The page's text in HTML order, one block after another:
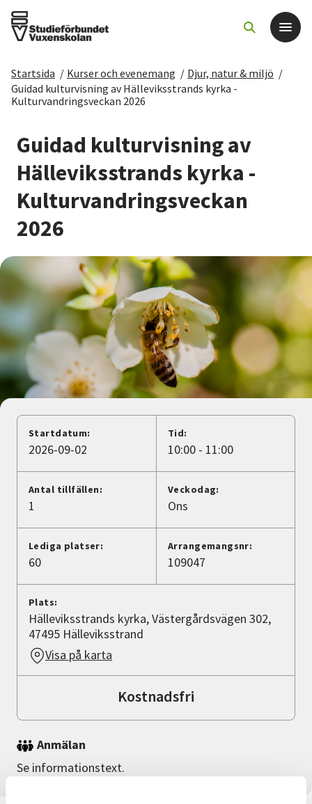
Det här gör vi
Sök kurser och evenemang
Om SV
Cirkelledare
Nyheter
Avdelningar
Lyssna
Startsida / Kurser och evenemang / Djur, natur & miljö /
Guidad kulturvisning av Hälleviksstrands kyrka -
Kulturvandringsveckan 2026
Guidad kulturvisning av
Hälleviksstrands kyrka -
Kulturvandringsveckan
2026
Startdatum:
2026-09-02
Tid:
10:00 - 11:00
Antal tillfällen:
1
Veckodag:
Ons
Lediga platser:
60
Arrangemangsnr:
109047
Plats:
Hälleviksstrands kyrka, Västergårdsvägen 302,
47495 Hälleviksstrand
Visa på karta
Kostnadsfri
Anmälan
Se informationstext.